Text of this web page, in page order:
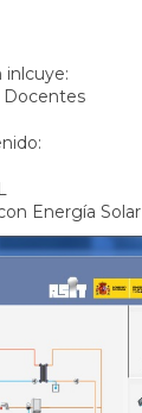
Docentes
Energía Solar